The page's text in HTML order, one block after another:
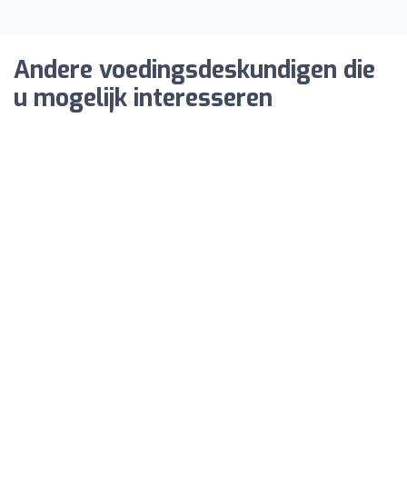
Andere voedingsdeskundigen die
u mogelijk interesseren